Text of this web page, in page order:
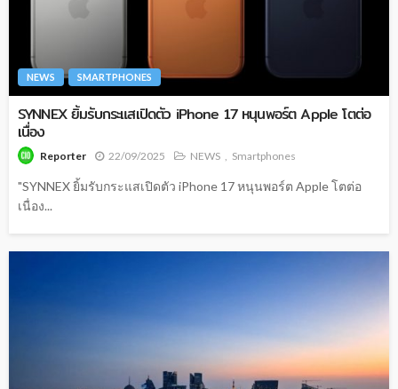
NEWS SMARTPHONES
SYNNEX ยิ้มรับกระแสเปิดตัว iPhone 17 หนุนพอร์ต Apple โตต่อ
เนื่อง
Reporter 22/09/2025 NEWS Smartphones
"SYNNEX ยิ้มรับกระแสเปิดตัว iPhone 17 หนุนพอร์ต Apple โตต่อ
เนื่อง...